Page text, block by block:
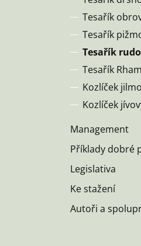
Tesařík
Tesařík
Tesařík
Tesařík
Kozlíček
Kozlíček
Management
Příklady dobré
Legislativa
Ke stažení
Autoři a